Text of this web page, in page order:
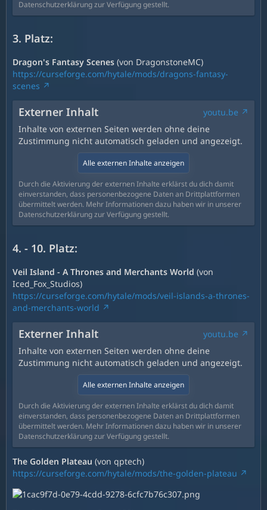
Datenschutzerklärung zur Verfügung gestellt.
3. Platz:
Dragon's Fantasy Scenes (von DragonstoneMC)
https://curseforge.com/hytale/mods/dragons-fantasy-
scenes
Externer Inhalt
youtu.be
Inhalte von externen Seiten werden ohne deine
Zustimmung nicht automatisch geladen und angezeigt.
Alle externen Inhalte anzeigen
Durch die Aktivierung der externen Inhalte erklärst du dich damit
einverstanden, dass personenbezogene Daten an Drittplattformen
übermittelt werden. Mehr Informationen dazu haben wir in unserer
Datenschutzerklärung zur Verfügung gestellt.
4. - 10. Platz:
Veil Island - A Thrones and Merchants World (von
Iced_Fox_Studios)
https://curseforge.com/hytale/mods/veil-islands-a-thrones-
and-merchants-world
Externer Inhalt
youtu.be
Inhalte von externen Seiten werden ohne deine
Zustimmung nicht automatisch geladen und angezeigt.
Alle externen Inhalte anzeigen
Durch die Aktivierung der externen Inhalte erklärst du dich damit
einverstanden, dass personenbezogene Daten an Drittplattformen
übermittelt werden. Mehr Informationen dazu haben wir in unserer
Datenschutzerklärung zur Verfügung gestellt.
The Golden Plateau (von qptech)
https://curseforge.com/hytale/mods/the-golden-plateau